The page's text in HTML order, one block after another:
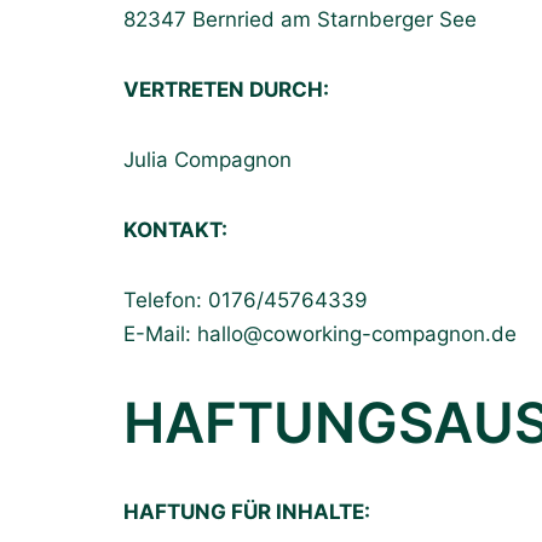
82347 Bernried am Starnberger See
VERTRETEN DURCH:
Julia Compagnon
KONTAKT:
Telefon: 0176/45764339
E-Mail: hallo@coworking-compagnon.de
HAFTUNG FÜR INHALTE: